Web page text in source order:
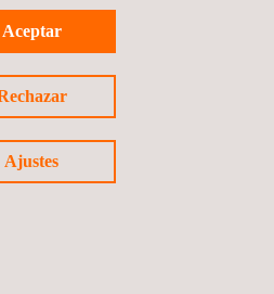
penetrantes
| Topografía con drones
de materiales
Aceptar
Ajustes